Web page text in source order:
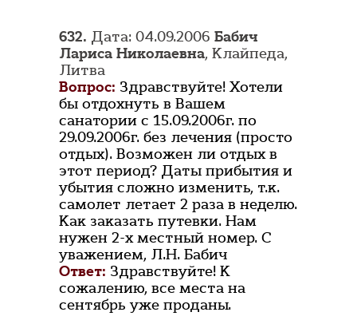
632. Дата: 04.09.2006 Бабич
Лариса Николаевна, Клайпеда,
Литва
Вопрос: Здравствуйте! Хотели
бы отдохнуть в Вашем
санатории с 15.09.2006г. по
29.09.2006г. без лечения (просто
отдых). Возможен ли отдых в
этот период? Даты прибытия и
убытия сложно изменить, т.к.
самолет летает 2 раза в неделю.
Как заказать путевки. Нам
нужен 2-х местный номер. С
уважением, Л.Н. Бабич
Ответ: Здравствуйте! К
сожалению, все места на
сентябрь уже проданы.